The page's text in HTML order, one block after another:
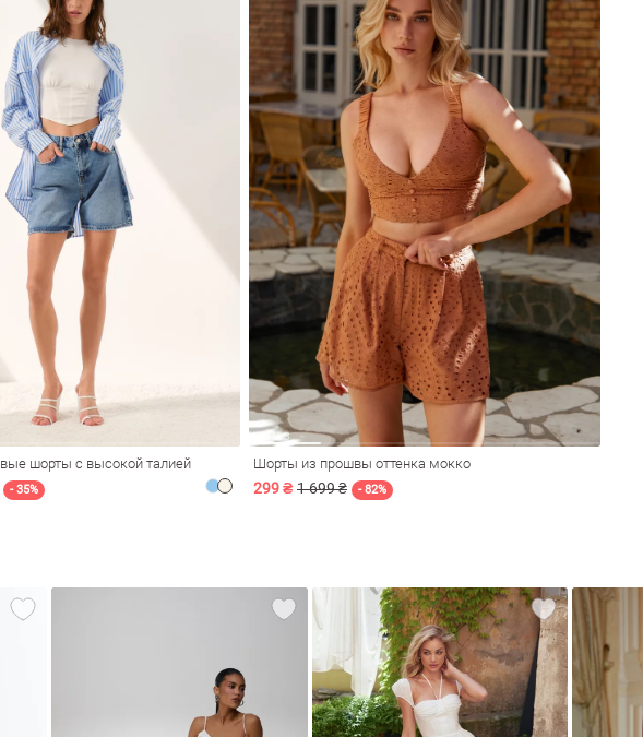
шорты с высокой талией
- 35%
Шорты из прошвы оттенка мокко
299 ₴ 1 699 ₴ - 82%